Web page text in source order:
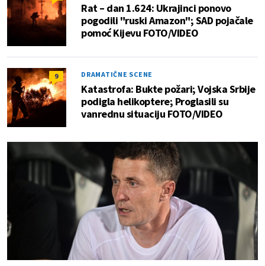
Rat – dan 1.624: Ukrajinci ponovo
pogodili "ruski Amazon"; SAD pojačale
pomoć Kijevu FOTO/VIDEO
9 DRAMATIČNE SCENE
Katastrofa: Bukte požari; Vojska Srbije
podigla helikoptere; Proglasili su
vanrednu situaciju FOTO/VIDEO